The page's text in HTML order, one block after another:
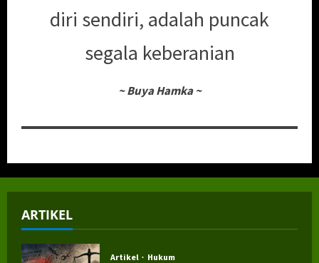
diri sendiri, adalah puncak
segala keberanian
~ Buya Hamka ~
ARTIKEL
Artikel Hukum